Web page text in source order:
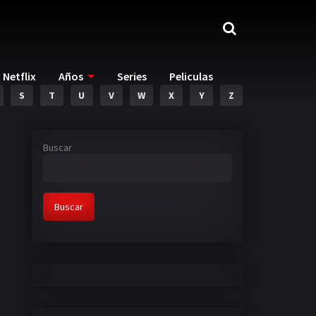
Netflix Años Series Peliculas
S T U V W X Y Z
Buscar
Buscar